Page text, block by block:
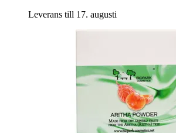
Leverans till 17. augusti